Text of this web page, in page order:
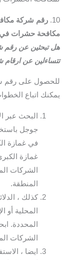
10. رقم شركة
مكافحة حشرات في
هل تبحثين عن رقم
تتساءلين عن
للحصول على رقم
يمكنك اتباع
البحث عبر
جوجل
في غمازة
غمازة
الشركات
المنطقة.
كذلك ،
المحلية
المحددة.
الشركات
ايضا ،